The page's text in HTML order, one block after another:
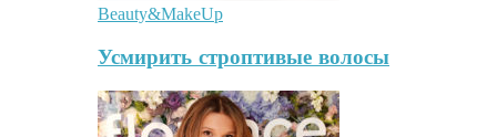
Beauty&MakeUp
Усмирить строптивые волосы